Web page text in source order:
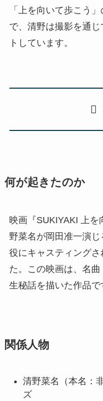
「上を向いて歩こう
で、清野は撮影を通
トしています。
何が起きたのか
映画『SUKIYAKI 上
野菜名が岡田准一演
役にキャスティング
た。この映画は、名
生秘話を描いた作品で
関係人物
清野菜名（本名：
ズ